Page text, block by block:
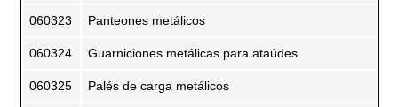
060323 Panteones metálicos
060324 Guarniciones metálicas para ataúdes
060325 Palés de carga metálicos